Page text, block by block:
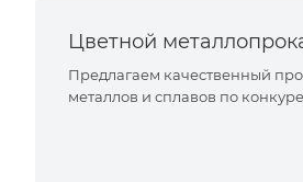
Цветной
Предлагаем качественный
металлов и сплавов по